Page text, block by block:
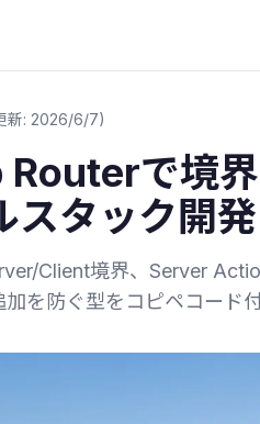
新: 2026/6/7)
で境
スタック開発
Client境界、Server
を防ぐ型をコピペコード付